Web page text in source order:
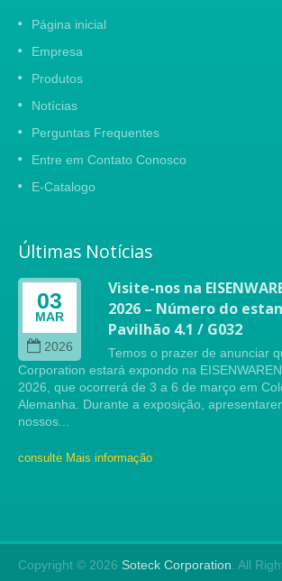
Página inicial
Empresa
Produtos
Notícias
Perguntas Frequentes
Entre em Contato Conosco
E-Catalogo
Últimas Notícias
03
MAR
2026
Visite-nos na
2026 – Número do
Pavilhão 4.1 / G032
Temos o prazer de anunciar
Corporation estará expondo na
2026, que ocorrerá de 3 a 6 de março em
Alemanha. Durante a exposição,
nossos...
consulte Mais informação
Copyright © 2026 Soteck Corporation . All